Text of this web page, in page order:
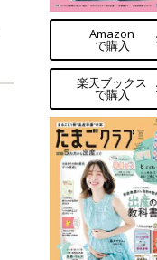
Amazon
で購入
楽天ブックス
で購入